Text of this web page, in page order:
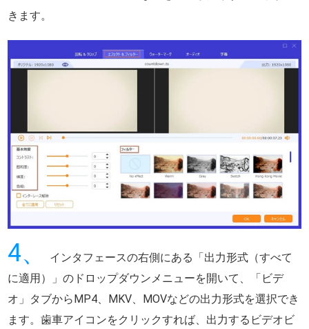
きます。
4、
インタフェースの右側にある「出力形式（すべて
に適用）」のドロップダウンメニューを開いて、「ビデ
オ」タブからMP4、MKV、MOVなどの出力形式を選択でき
ます。歯車アイコンをクリックすれば、出力するビデオビ